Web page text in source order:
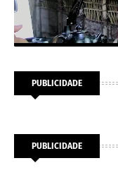
PUBLICIDADE
PUBLICIDADE